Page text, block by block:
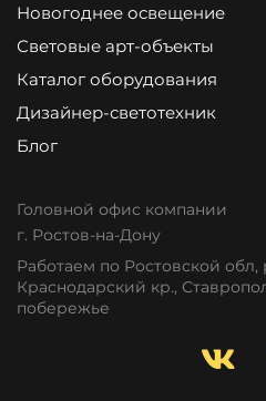
Новогоднее освещение
Световые арт-объекты
Каталог оборудования
Дизайнер-светотехник
Блог
Головной офис компании
г. Ростов-на-Дону
Работаем по Ростовской
Краснодарский кр.,
побережье